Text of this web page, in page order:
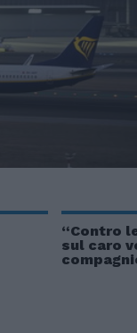
“Contro
sul caro